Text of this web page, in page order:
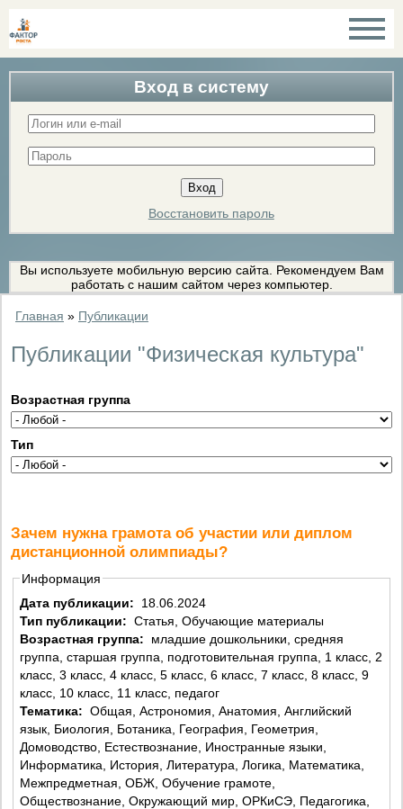
Вход в систему
Восстановить пароль
Вы используете мобильную версию сайта. Рекомендуем Вам
работать с нашим сайтом через компьютер.
Главная » Публикации
Публикации "Физическая культура"
Возрастная группа
Тип
Зачем нужна грамота об участии или диплом
дистанционной олимпиады?
Информация
Дата публикации:
18.06.2024
Тип публикации: Статья, Обучающие материалы
Возрастная группа:
группа, старшая группа, подготовительная группа, 1 класс, 2
класс, 3 класс, 4 класс, 5 класс, 6 класс, 7 класс, 8 класс, 9
класс, 10 класс, 11 класс, педагог
Тематика: Общая, Астрономия, Анатомия, Английский
язык, Биология, Ботаника, География, Геометрия,
Домоводство, Естествознание, Иностранные языки,
Информатика, История, Литература, Логика, Математика,
Межпредметная, ОБЖ, Обучение грамоте,
Обществознание, Окружающий мир, ОРКиСЭ, Педагогика,